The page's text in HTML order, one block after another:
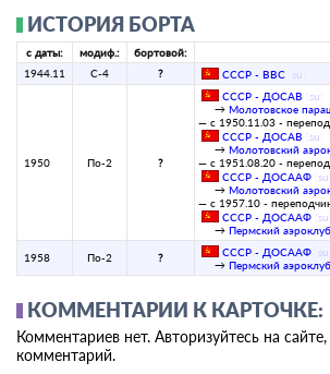
ИСТОРИЯ БОРТА
с даты: модиф.: бортовой:
1944.11
С-4 ? СССР - ВВС su
1950 По-2 ?
СССР - ДОСАВ su
→ Молотовское
— с 1950.11.03 -
СССР - ДОСАВ
su
→ Молотовский
— с 1951.08.20 -
СССР - ДОСААФ su
→ Молотовский
— с 1957.10 -
СССР - ДОСААФ su
→ Пермский аэроклуб
1958 По-2 ? СССР - ДОСААФ su
→ Пермский аэроклуб
КОММЕНТАРИИ К КАРТОЧКЕ:
Комментариев нет. Авторизуйтесь на
комментарий.